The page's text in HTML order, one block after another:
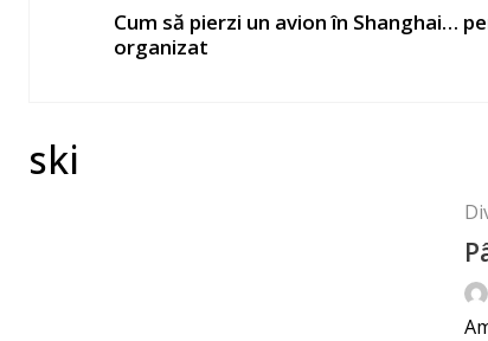
Cum să pierzi un avion în Shanghai…
organizat
ski